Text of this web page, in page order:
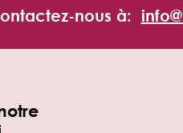
nous à: